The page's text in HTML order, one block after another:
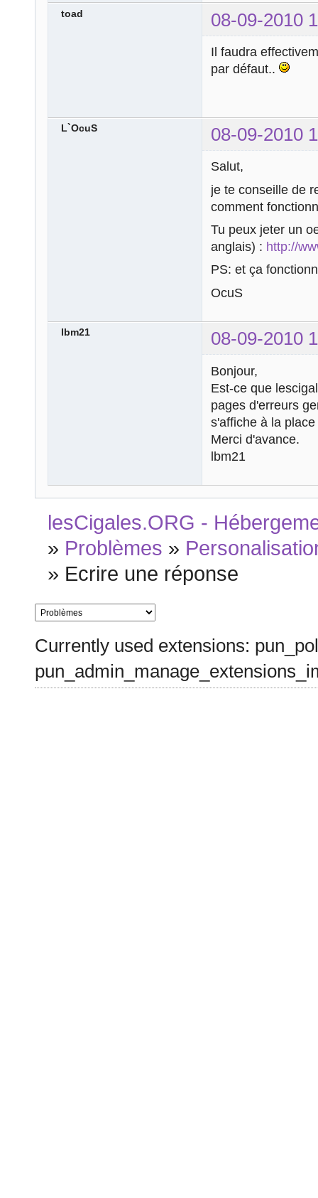
toad 08-09-2010
Il faudra
par défaut..
L`OcuS 08-09-2010
Salut,
je te conseille de
comment
Tu peux jeter un
anglais) : http://
PS: et ça
OcuS
lbm21 08-09-2010
Bonjour,
Est-ce que
pages d'erreurs
s'affiche à la
Merci d'avance.
lbm21
lesCigales.ORG -
» Problèmes »
» Ecrire une réponse
Currently used extensions: